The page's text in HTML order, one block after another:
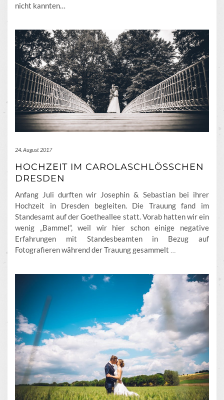
nicht kannten…
24. August 2017
HOCHZEIT IM CAROLASCHLÖSSCHEN D
RESDEN
Anfang Juli durften wir Josephin & Sebastian bei ihrer
Hochzeit in Dresden begleiten. Die Trauung fand im
Standesamt auf der Goetheallee statt. Vorab hatten wir ein
wenig „Bammel“, weil wir hier schon einige negative
Erfahrungen mit Standesbeamten in Bezug auf
Fotografieren während der Trauung gesammelt …